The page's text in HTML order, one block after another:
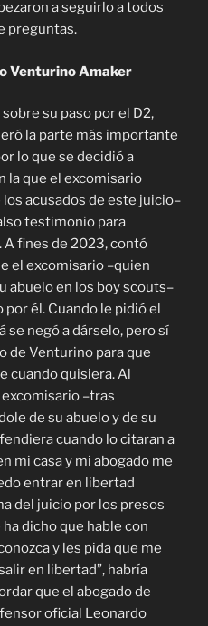
a seguirlo a todos
preguntas.
Venturino Amaker
su paso por el D2,
la parte más importante
lo que se decidió a
la que el excomisario
acusados de este juicio–
testimonio para
fines de 2023, contó
el excomisario –quien
abuelo en los boy scouts–
él. Cuando le pidió el
se negó a dárselo, pero sí
de Venturino para que
cuando quisiera. Al
–tras
de su abuelo y de su
cuando lo citaran a
mi casa y mi abogado me
entrar en libertad
del juicio por los presos
dicho que hable con
y les pida que me
en libertad”, habría
que el abogado de
oficial Leonardo